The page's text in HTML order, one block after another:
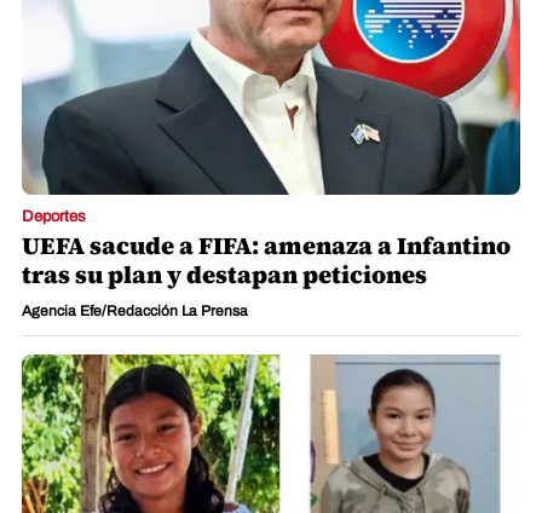
Deportes
UEFA sacude a FIFA: amenaza a Infantino
tras su plan y destapan peticiones
Agencia Efe/Redacción La Prensa